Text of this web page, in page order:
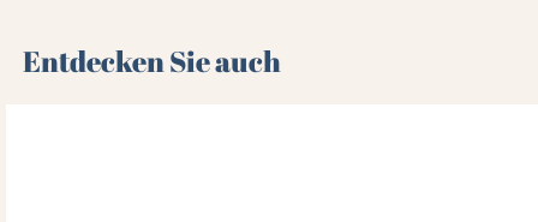
Entdecken Sie auch 🌻